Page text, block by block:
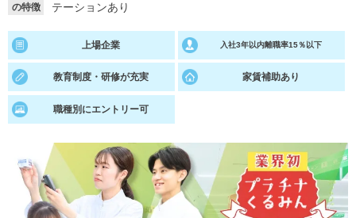
就活ノウハウが満載！ お役立ち記事・相談室など
適職診断
あなたに合う仕事を診断！
就活チャンネル
就活時事ニュースを更新 不明点があればこちら
の特徴
テーションあり
上場企業 入社3年以内離職率15％以下
教育制度・研修が充実 家賃補助あり
職種別にエントリー可